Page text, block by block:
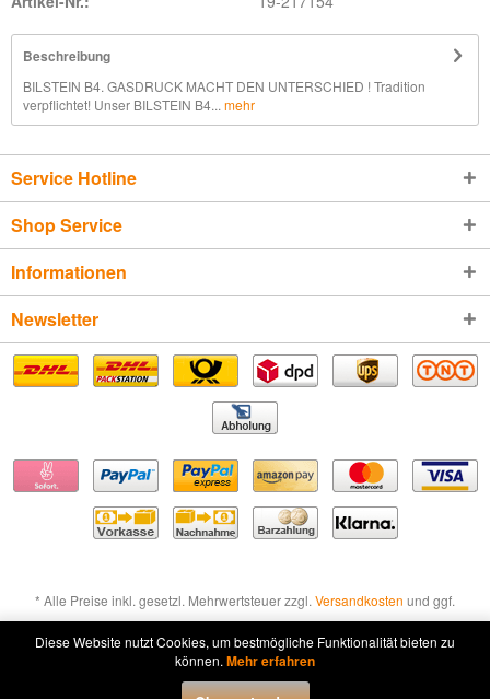
Beschreibung
BILSTEIN B4. GASDRUCK MACHT DEN UNTERSCHIED ! Tradition
verpflichtet! Unser BILSTEIN B4... mehr
Service Hotline
Shop Service
Informationen
Newsletter
* Alle Preise inkl. gesetzl. Mehrwertsteuer zzgl. Versandkosten und ggf.
Nachnahmegebühren, wenn nicht anders beschrieben
Widerruf erklären
Diese Website nutzt Cookies, um bestmögliche Funktionalität bieten zu
können. Mehr erfahren